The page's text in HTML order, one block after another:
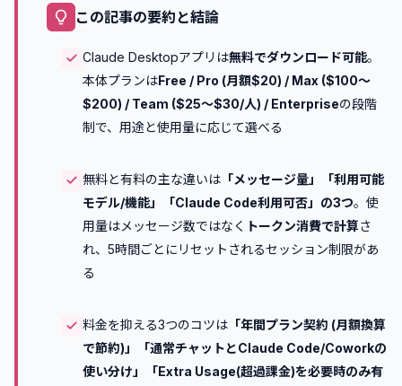
この記事の要約と結論
Claude Desktopアプリは無料でダウンロード可能。
本体プランはFree / Pro (月額$20) / Max ($100〜
$200) / Team ($25〜$30/人) / Enterpriseの段階
制で、用途と使用量に応じて選べる
無料と有料の主な違いは 「メッセージ量」「利用可能
モデル/機能」「Claude Code利用可否」の3つ。使
用量はメッセージ数ではなく トークン消費で計算さ
れ、5時間ごとにリセットされるセッション制限があ
る
料金を抑える3つのコツは 「年間プラン契約 (月額換算
で節約)」「通常チャットとClaude Code/Coworkの
使い分け」「Extra Usage(超過課金)を必要時のみ有